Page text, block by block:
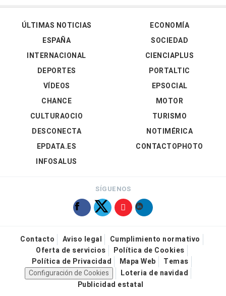
ÚLTIMAS NOTICIAS
ESPAÑA
INTERNACIONAL
DEPORTES
VÍDEOS
ECONOMÍA
SOCIEDAD
CIENCIAPLUS
PORTALTIC
EPSOCIAL
CHANCE
CULTURAOCIO
DESCONECTA
EPDATA.ES
INFOSALUS
MOTOR
TURISMO
NOTIMÉRICA
CONTACTOPHOTO
SÍGUENOS
Contacto Aviso legal
Cumplimiento normativo
Oferta de servicios
Política de Cookies
Política de Privacidad
Mapa Web
Temas
Configuración de Cookies
Loteria de navidad
Publicidad estatal